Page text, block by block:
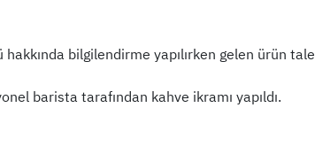
bilgilendirme yapılırken gelen ürün
barista tarafından kahve ikramı yapıldı.